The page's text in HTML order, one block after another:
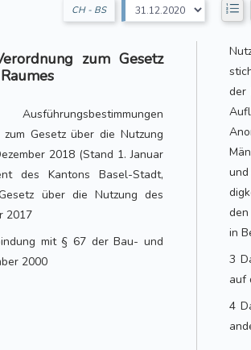
CH - BS
zum Gesetz
Gesetz über die Nutzung
2018 (Stand 1. Januar
des Kantons Basel-Stadt,
über die Nutzung des
2017
mit § 67 der Bau- und
2000
der
in
3
auf
4